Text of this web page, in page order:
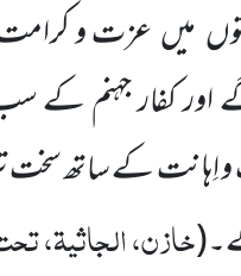
میںعزت و
اور کفار جہنم کے
اِہانت کے ساتھ
(خازن، الجاثیۃ،